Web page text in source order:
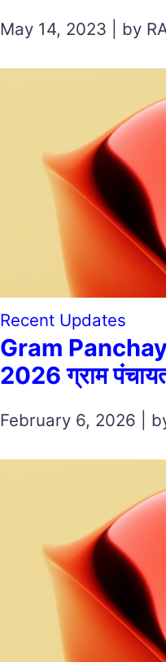
May 14, 2023 | by
Recent Updates
Gram
2026 ग्राम
February 6, 2026 |